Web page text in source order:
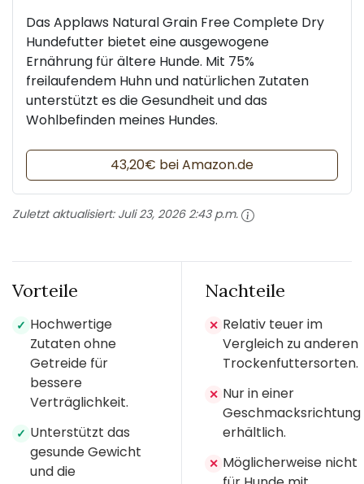
Das Applaws Natural Grain Free Complete Dry
Hundefutter bietet eine ausgewogene
Ernährung für ältere Hunde. Mit 75%
freilaufendem Huhn und natürlichen Zutaten
unterstützt es die Gesundheit und das
Wohlbefinden meines Hundes.
43,20€ bei Amazon.de
Zuletzt aktualisiert: Juli 23, 2026 2:43 p.m.
Vorteile
✓ Hochwertige
Zutaten ohne
Getreide für
bessere
Verträglichkeit.
✓ Unterstützt das
gesunde Gewicht
und die
Nachteile
✕ Relativ teuer im
Vergleich zu anderen
Trockenfuttersorten.
✕ Nur in einer
Geschmacksrichtung
erhältlich.
✕ Möglicherweise nicht